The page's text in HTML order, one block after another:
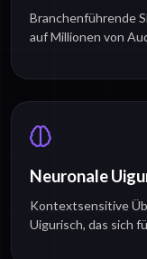
Branchenführende
auf Millionen von
Neuronale
Kontextsensitive
Uigurisch, das sich